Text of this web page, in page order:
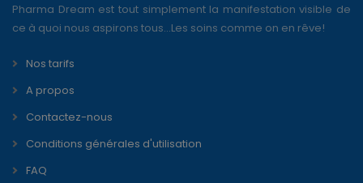
Pharma Dream est tout simplement la manifestation visible de
ce à quoi nous aspirons tous...Les soins comme on en rêve!
Nos tarifs
A propos
Contactez-nous
Conditions générales d'utilisation
FAQ